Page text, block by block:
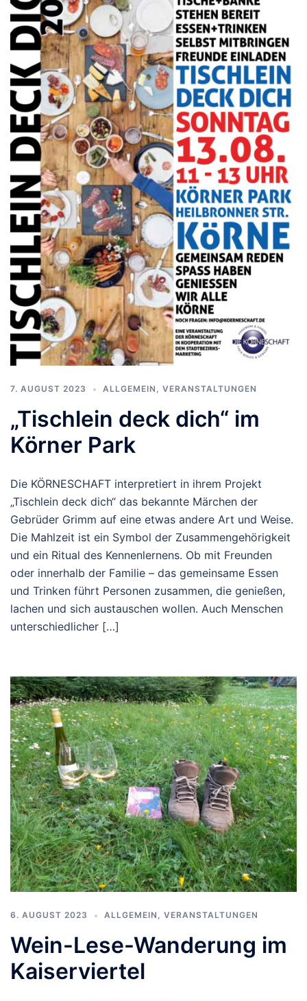
7. AUGUST 2023 ALLGEMEIN , VERANSTALTUNGEN
„Tischlein deck dich“ im
Körner Park
Die KÖRNESCHAFT interpretiert in ihrem Projekt
„Tischlein deck dich“ das bekannte Märchen der
Gebrüder Grimm auf eine etwas andere Art und Weise.
Die Mahlzeit ist ein Symbol der Zusammengehörigkeit
und ein Ritual des Kennenlernens. Ob mit Freunden
oder innerhalb der Familie – das gemeinsame Essen
und Trinken führt Personen zusammen, die genießen,
lachen und sich austauschen wollen. Auch Menschen
unterschiedlicher […]
6. AUGUST 2023 ALLGEMEIN VERANSTALTUNGEN
Wein-Lese-Wanderung im
Kaiserviertel